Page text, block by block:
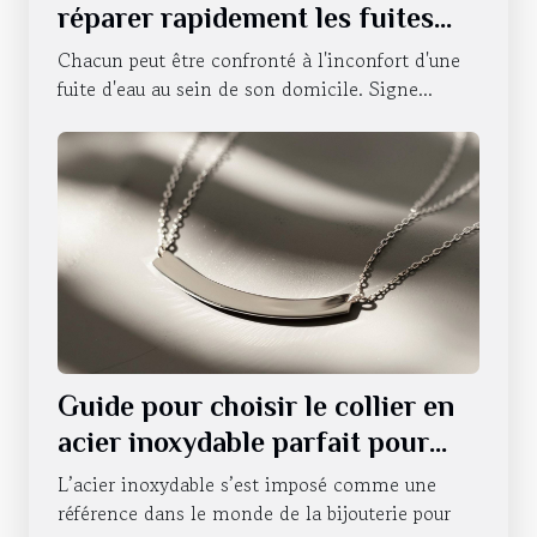
réparer rapidement les fuites
d'eau
Chacun peut être confronté à l'inconfort d'une
fuite d'eau au sein de son domicile. Signe...
Guide pour choisir le collier en
acier inoxydable parfait pour
chaque occasion
L’acier inoxydable s’est imposé comme une
référence dans le monde de la bijouterie pour